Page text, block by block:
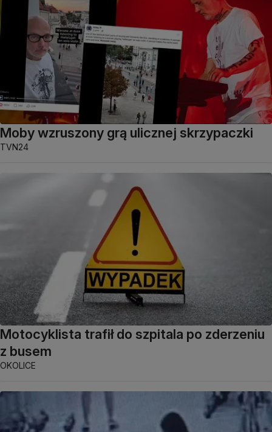
Moby wzruszony grą ulicznej skrzypaczki
TVN24
Motocyklista trafił do szpitala po zderzeniu
z busem
OKOLICE